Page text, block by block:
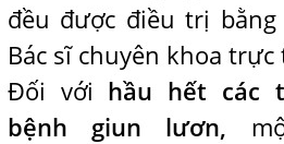
đều được điều trị
Bác sĩ chuyên khoa trực
Đối với hầu hết các
bệnh giun lươn,